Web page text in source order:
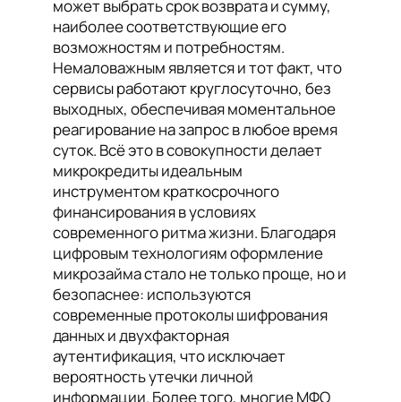
может выбрать срок возврата и сумму,
наиболее соответствующие его
возможностям и потребностям.
Немаловажным является и тот факт, что
сервисы работают круглосуточно, без
выходных, обеспечивая моментальное
реагирование на запрос в любое время
суток. Всё это в совокупности делает
микрокредиты идеальным
инструментом краткосрочного
финансирования в условиях
современного ритма жизни. Благодаря
цифровым технологиям оформление
микрозайма стало не только проще, но и
безопаснее: используются
современные протоколы шифрования
данных и двухфакторная
аутентификация, что исключает
вероятность утечки личной
информации. Более того, многие МФО